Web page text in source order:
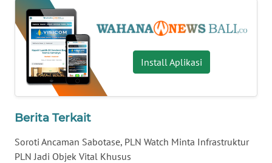
Install Aplikasi
Berita Terkait
Soroti Ancaman Sabotase, PLN Watch Minta Infrastruktur
PLN Jadi Objek Vital Khusus
WN
DANAU
TOBA
WN
LANGKAT